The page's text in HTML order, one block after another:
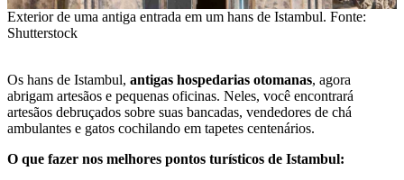
Exterior de uma antiga entrada em um hans de Istambul. Fonte:
Shutterstock
Os hans de Istambul, antigas hospedarias otomanas, agora
abrigam artesãos e pequenas oficinas. Neles, você encontrará
artesãos debruçados sobre suas bancadas, vendedores de chá
ambulantes e gatos cochilando em tapetes centenários.
O que fazer nos melhores pontos turísticos de Istambul: